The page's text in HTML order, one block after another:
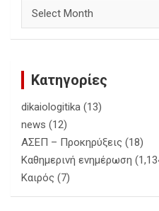
Κατηγορίες
dikaiologitika (13)
news (12)
ΑΣΕΠ – Προκηρύξεις (18)
Καθημερινή ενημέρωση
Καιρός (7)